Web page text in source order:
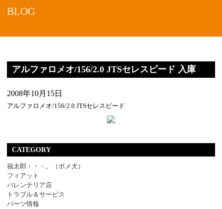
BLOG
アルファロメオ/156/2.0 JTSセレスピード 入庫
2008年10月15日
アルファロメオ/156/2.0 JTSセレスピード
CATEGORY
福太郎・・・。（ポメ犬）
フィアット
バレンテリア店
トラブル＆サービス
パーツ情報